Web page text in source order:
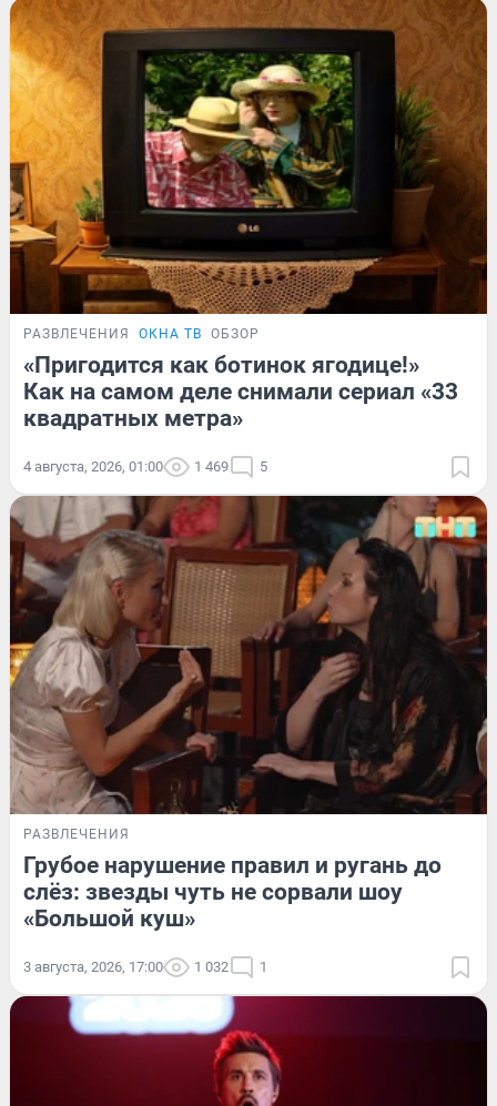
РАЗВЛЕЧЕНИЯ ОКНА ТВ ОБЗОР
«Пригодится как ботинок ягодице!»
Как на самом деле снимали сериал «33
квадратных метра»
4 августа, 2026, 01:00 1 469 5
РАЗВЛЕЧЕНИЯ
Грубое нарушение правил и ругань до
слёз: звезды чуть не сорвали шоу
«Большой куш»
3 августа, 2026, 17:00 1 032 1